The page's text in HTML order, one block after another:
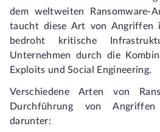
dem weltweiten Ransomware-
taucht diese Art von Angriffen
bedroht kritische
Unternehmen durch die
Exploits und Social Engineering.
Verschiedene Arten von
Durchführung von
darunter: